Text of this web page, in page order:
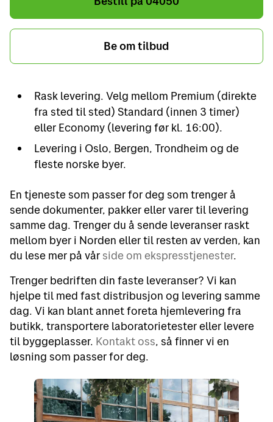
Be om tilbud
Rask levering. Velg mellom Premium (direkte
fra sted til sted) Standard (innen 3 timer)
eller Economy (levering før kl. 16:00).
Levering i Oslo, Bergen, Trondheim og de
fleste norske byer.
En tjeneste som passer for deg som trenger å
sende dokumenter, pakker eller varer til levering
samme dag. Trenger du å sende leveranser raskt
mellom byer i Norden eller til resten av verden, kan
du lese mer på vår side om ekspresstjenester.
Trenger bedriften din faste leveranser? Vi kan
hjelpe til med fast distribusjon og levering samme
dag. Vi kan blant annet foreta hjemlevering fra
butikk, transportere laboratorietester eller levere
til byggeplasser. Kontakt oss, så finner vi en
løsning som passer for deg.